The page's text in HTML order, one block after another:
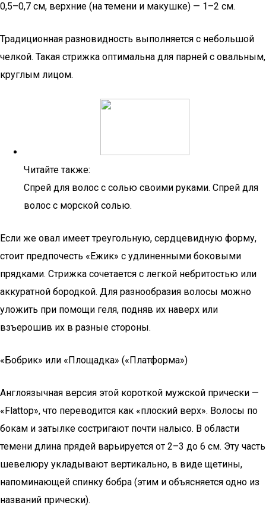
0,5–0,7 см, верхние (на темени и макушке) — 1–2 см.
Традиционная разновидность выполняется с небольшой
челкой. Такая стрижка оптимальна для парней с овальным,
круглым лицом.
Читайте также:
Спрей для волос с солью своими руками. Спрей для
волос с морской солью.
Если же овал имеет треугольную, сердцевидную форму,
стоит предпочесть «Ежик» с удлиненными боковыми
прядками. Стрижка сочетается с легкой небритостью или
аккуратной бородкой. Для разнообразия волосы можно
уложить при помощи геля, подняв их наверх или
взъерошив их в разные стороны.
«Бобрик» или «Площадка» («Платформа»)
Англоязычная версия этой короткой мужской прически —
«Flattop», что переводится как «плоский верх». Волосы по
бокам и затылке состригают почти налысо. В области
темени длина прядей варьируется от 2–3 до 6 см. Эту часть
шевелюру укладывают вертикально, в виде щетины,
напоминающей спинку бобра (этим и объясняется одно из
названий прически).